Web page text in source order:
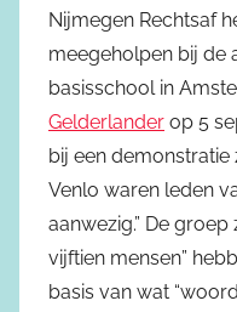
Nijmegen Rechtsaf
meegeholpen bij de
basisschool in
Gelderlander op 5
bij een demonstratie
Venlo waren leden
aanwezig.” De
vijftien mensen”
basis van wat